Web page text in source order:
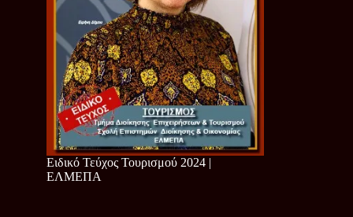
Ειδικό Τεύχος Τουρισμού 2024 |
ΕΛΜΕΠΑ